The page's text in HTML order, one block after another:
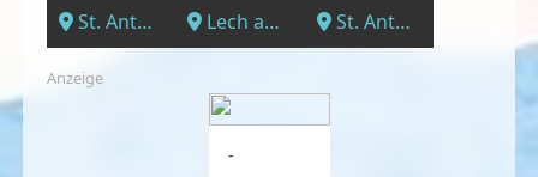
St. Anton am Arlberg, Vorarlberg
Lech am Arlberg, Vorarlberg
St. Anton am Arlberg, Vorarlberg
Anzeige
-